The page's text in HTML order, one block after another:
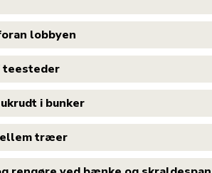
lobbyen
teesteder
i bunker
træer